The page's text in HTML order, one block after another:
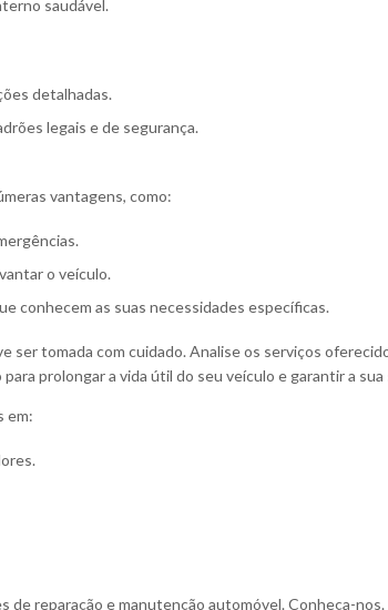
saudável.
detalhadas.
legais e de segurança.
vantagens, como:
o veículo.
conhecem as suas necessidades específicas.
ser tomada com cuidado. Analise os serviços
prolongar a vida útil do seu veículo e garantir a sua
em:
de reparação e manutenção automóvel. Conheça-nos.